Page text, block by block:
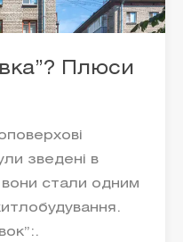
Плюси
зведені в
стали одним